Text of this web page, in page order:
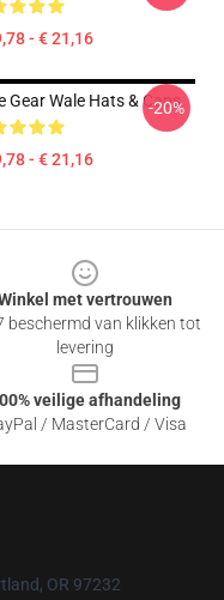
- € 21,16
Gear Wale Hats & Caps
- € 21,16
-20%
met vertrouwen
beschermd van klikken tot
levering
veilige afhandeling
/ MasterCard / Visa
OR 97232